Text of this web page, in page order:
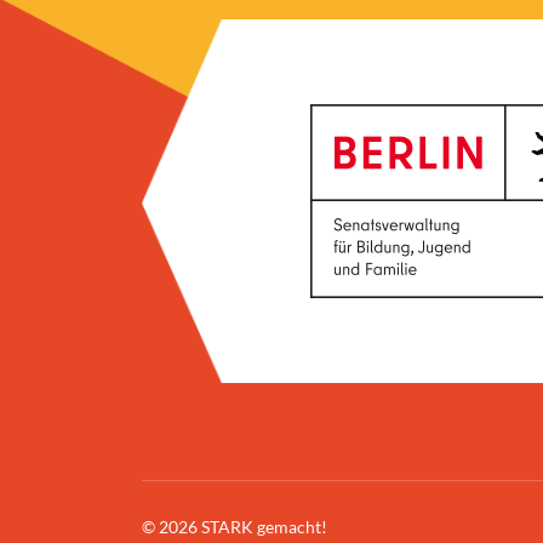
© 2026 STARK gemacht!